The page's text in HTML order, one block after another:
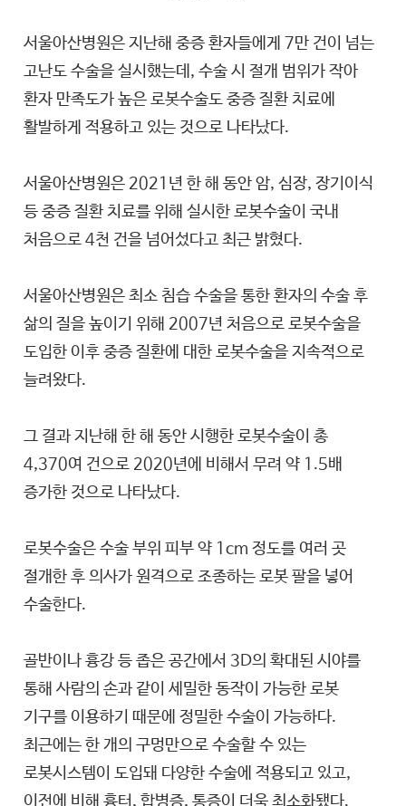
서울아산병원은 지난해 중증 환자들에게 7만 건이 넘는
고난도 수술을 실시했는데, 수술 시 절개 범위가 작아
환자 만족도가 높은 로봇수술도 중증 질환 치료에
활발하게 적용하고 있는 것으로 나타났다.
서울아산병원은 2021년 한 해 동안 암, 심장, 장기이식
등 중증 질환 치료를 위해 실시한 로봇수술이 국내
처음으로 4천 건을 넘어섰다고 최근 밝혔다.
서울아산병원은 최소 침습 수술을 통한 환자의 수술 후
삶의 질을 높이기 위해 2007년 처음으로 로봇수술을
도입한 이후 중증 질환에 대한 로봇수술을 지속적으로
늘려왔다.
그 결과 지난해 한 해 동안 시행한 로봇수술이 총
4,370여 건으로 2020년에 비해서 무려 약 1.5배
증가한 것으로 나타났다.
로봇수술은 수술 부위 피부 약 1cm 정도를 여러 곳
절개한 후 의사가 원격으로 조종하는 로봇 팔을 넣어
수술한다.
골반이나 흉강 등 좁은 공간에서 3D의 확대된 시야를
통해 사람의 손과 같이 세밀한 동작이 가능한 로봇
기구를 이용하기 때문에 정밀한 수술이 가능하다.
최근에는 한 개의 구멍만으로 수술할 수 있는
로봇시스템이 도입돼 다양한 수술에 적용되고 있고,
이전에 비해 흉터, 합병증, 통증이 더욱 최소화됐다.